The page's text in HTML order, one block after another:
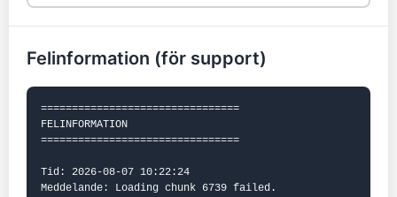
Felinformation (för support)
================================
FELINFORMATION
================================
Tid: 2026-08-07 10:22:24
Meddelande: Loading chunk 6739 failed.